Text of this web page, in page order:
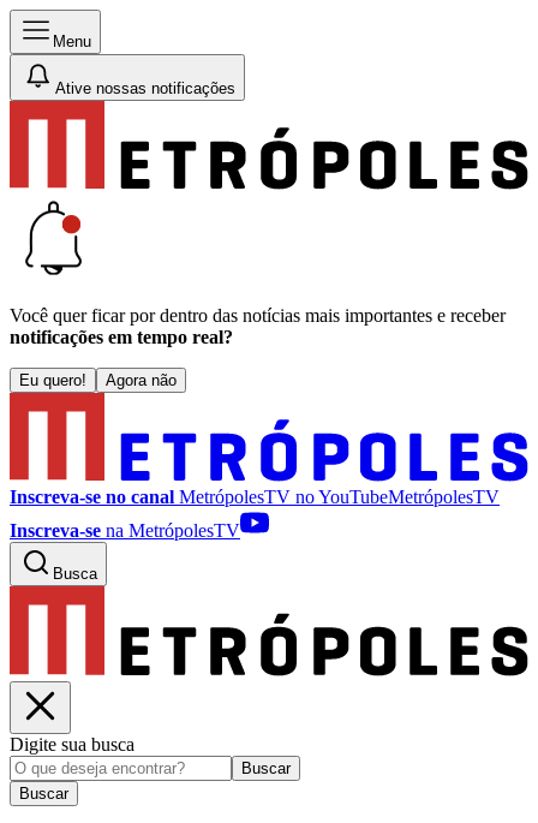
Menu
Ative nossas notificações
Você quer ficar por dentro das notícias mais importantes e receber
notificações em tempo real?
Eu quero! Agora não
Inscreva-se no canal MetrópolesTV noYouTubeMetrópolesTV
Inscreva-se na MetrópolesTV
Busca
Digite sua busca
Buscar
Buscar